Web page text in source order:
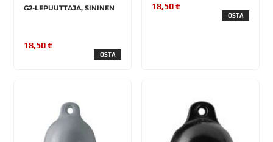
G2-LEPUUTTAJA, SININEN
18,50 €
OSTA
18,50 €
OSTA